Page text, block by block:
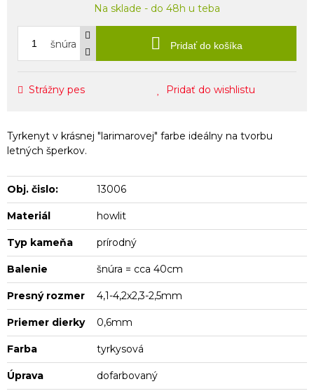
Na sklade - do 48h u teba
šnúra Pridať do košíka
Strážny pes Pridať do wishlistu
Tyrkenyt v krásnej "larimarovej" farbe ideálny na tvorbu
letných šperkov.
Obj. čislo: 13006
Materiál howlit
Typ kameňa prírodný
Balenie šnúra = cca 40cm
Presný rozmer 4,1-4,2x2,3-2,5mm
Priemer dierky 0,6mm
Farba tyrkysová
Úprava dofarbovaný